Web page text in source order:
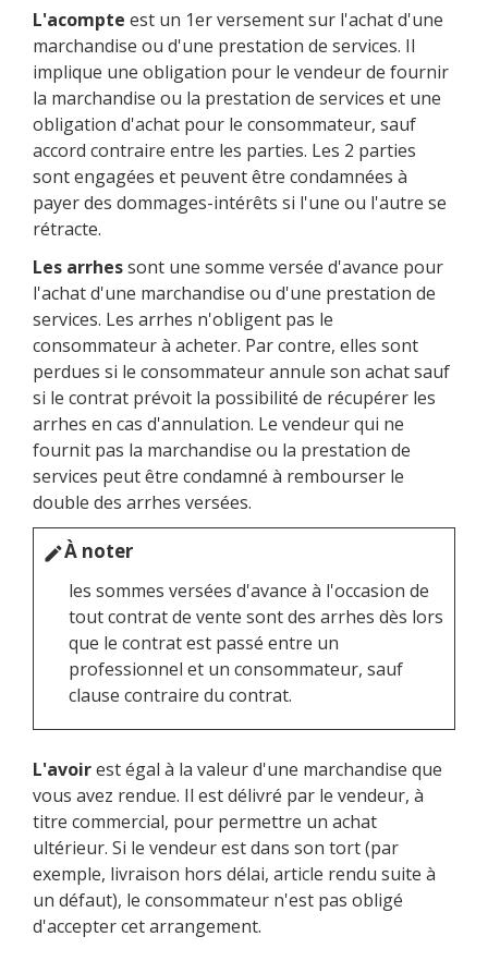
L'acompte est un 1erversement sur l'achat d'une
marchandise ou d'une prestation de services. Il
implique une obligation pour le vendeur de fournir
la marchandise ou la prestation de services et une
obligation d'achat pour le consommateur, sauf
accord contraire entre les parties. Les 2 parties
sont engagées et peuvent être condamnées à
payer des dommages-intérêts si l'une ou l'autre se
rétracte.
Les arrhessont une somme versée d'avance pour
l'achat d'une marchandise ou d'une prestation de
services. Les arrhes n'obligent pas le
consommateur à acheter. Par contre, elles sont
perdues si le consommateur annule son achat sauf
si le contrat prévoit la possibilité de récupérer les
arrhes en cas d'annulation. Le vendeur qui ne
fournit pas la marchandise ou la prestation de
services peut être condamné à rembourser le
double des arrhes versées.
editÀ noter
les sommes versées d'avance à l'occasion de
tout contrat de vente sont des arrhes dès lors
que le contrat est passé entre un
professionnel et un consommateur, sauf
clause contraire du contrat.
L'avoirest égal à la valeur d'une marchandise que
vous avez rendue. Il est délivré par le vendeur, à
titre commercial, pour permettre un achat
ultérieur. Si le vendeur est dans son tort (par
exemple, livraison hors délai, article rendu suite à
un défaut), le consommateur n'est pas obligé
d'accepter cet arrangement.